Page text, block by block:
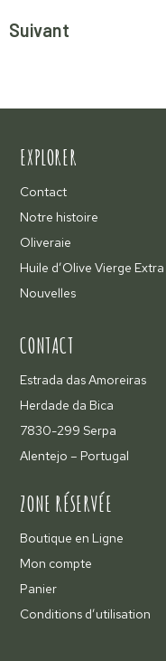
Suivant
EXPLORER
Contact
Notre histoire
Oliveraie
Huile d’Olive Vierge Extra
Nouvelles
CONTACT
Estrada das Amoreiras
Herdade da Bica
7830-299 Serpa
Alentejo – Portugal
ZONE RÉSERVÉE
Boutique en Ligne
Mon compte
Panier
Conditions d’utilisation